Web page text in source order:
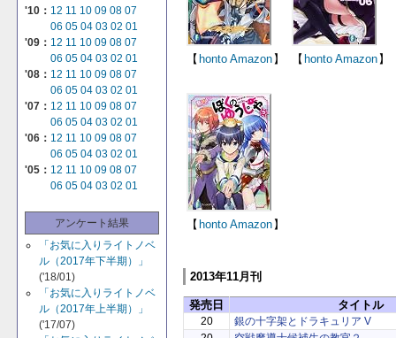
'10： 12 11 10 09 08 07
06 05 04 03 02 01
'09： 12 11 10 09 08 07
06 05 04 03 02 01
'08： 12 11 10 09 08 07
06 05 04 03 02 01
'07： 12 11 10 09 08 07
06 05 04 03 02 01
'06： 12 11 10 09 08 07
06 05 04 03 02 01
'05： 12 11 10 09 08 07
06 05 04 03 02 01
アンケート結果
「お気に入りライトノベ
ル（2017年下半期）」
('18/01)
「お気に入りライトノベ
ル（2017年上半期）」
('17/07)
【 honto Amazon 】 【 honto Amazon 】
【 honto Amazon 】
2013年11月刊
発売日 タイトル
20
銀の十字架とドラキュリア V